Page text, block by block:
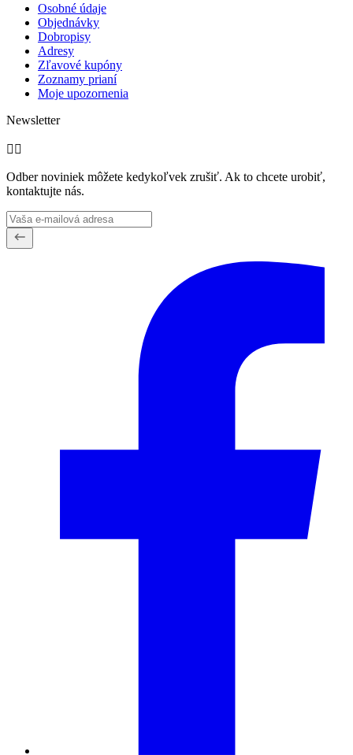
Osobné údaje
Objednávky
Dobropisy
Adresy
Zľavové kupóny
Zoznamy prianí
Moje upozornenia
Newsletter
 
Odber noviniek môžete kedykoľvek zrušiť. Ak to chcete urobiť,
kontaktujte nás.